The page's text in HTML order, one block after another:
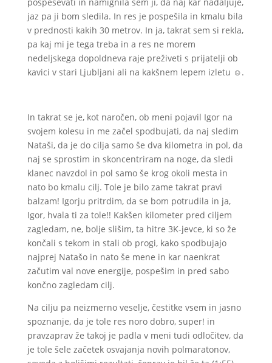
jaz pa ji bom sledila. In res je pospešila in kmalu bila
v prednosti kakih 30 metrov. In ja, takrat sem si rekla,
pa kaj mi je tega treba in a res ne morem
nedeljskega dopoldneva raje preživeti s prijatelji ob
kavici v stari Ljubljani ali na kakšnem lepem izletu ☺.
In takrat se je, kot naročen, ob meni pojavil Igor na
svojem kolesu in me začel spodbujati, da naj sledim
Nataši, da je do cilja samo še dva kilometra in pol, da
naj se sprostim in skoncentriram na noge, da sledi
klanec navzdol in pol samo še krog okoli mesta in
nato bo kmalu cilj. Tole je bilo zame takrat pravi
balzam! Igorju pritrdim, da se bom potrudila in ja,
Igor, hvala ti za tole!! Kakšen kilometer pred ciljem
zagledam, ne, bolje slišim, ta hitre 3K-jevce, ki so že
končali s tekom in stali ob progi, kako spodbujajo
najprej Natašo in nato še mene in kar naenkrat
začutim val nove energije, pospešim in pred sabo
končno zagledam cilj.
Na cilju pa neizmerno veselje, čestitke vsem in jasno
spoznanje, da je tole res noro dobro, super! in
pravzaprav že takoj je padla v meni tudi odločitev, da
je tole šele začetek osvajanja novih polmaratonov,